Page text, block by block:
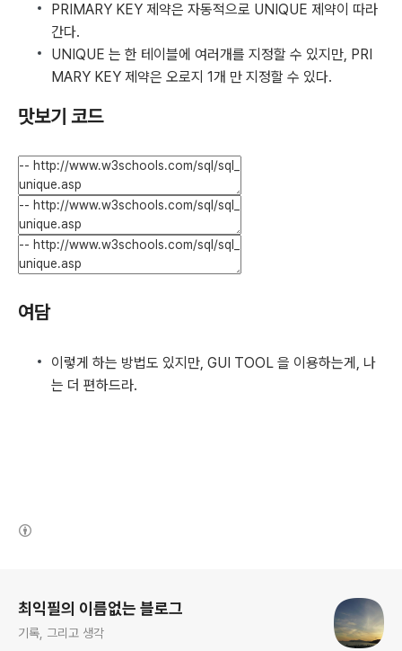
PRIMARY KEY 제약은 자동적으로 UNIQUE 제약이 따라
간다.
UNIQUE 는 한 테이블에 여러개를 지정할 수 있지만, PRI
MARY KEY 제약은 오로지 1개 만 지정할 수 있다.
맛보기 코드
여담
이렇게 하는 방법도 있지만, GUI TOOL 을 이용하는게, 나
는 더 편하드라.
최익필의 이름없는 블로그
기록, 그리고 생각